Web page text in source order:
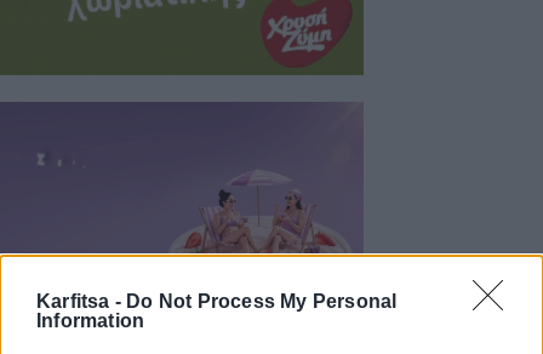
Karfitsa - Do Not Process My Personal
Information